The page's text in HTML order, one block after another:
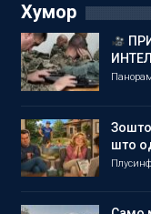
Хумор
што